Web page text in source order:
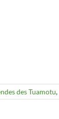
des Tuamotu,